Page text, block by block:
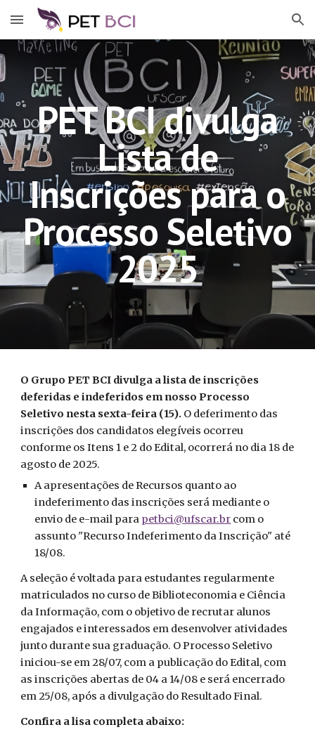
Skip to main content Skip to navigation
PET BCI divulga
Lista de
Inscrições para o
Processo Seletivo
2025
O Grupo PET BCI divulga a lista de inscrições
deferidas e indeferidos em nossoProcesso
Seletivo nesta sexta-feira (15). O deferimento das
inscrições dos candidatos elegíveis ocorreu
conforme os Itens 1 e 2 doEdital, ocorrerá no dia 18 de
agosto de 2025.
A apresentações de Recursos quanto ao
indeferimento das inscrições será mediante o
envio de e-mail para petbci@ufscar.br com o
assunto "Recurso Indeferimento da Inscrição" até
18/08.
A seleção é voltada para estudantes regularmente
matriculados no curso de Biblioteconomia e Ciência
da Informação, com o objetivo de recrutar alunos
engajados e interessados em desenvolver atividades
junto durante sua graduação. O Processo Seletivo
iniciou-se em 28/07, com a publicação do Edital, com
as inscrições abertas de 04 a 14/08 e será encerrado
em 25/08, após a divulgação do Resultado Final.
Confira a lisa completa abaixo: